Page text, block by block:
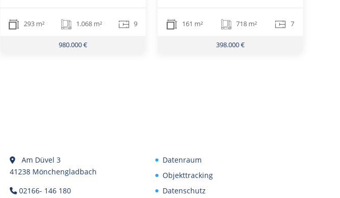
293 m² 1.068 m² 9
980.000 €
161 m² 718 m² 7
398.000 €
Am Düvel 3
41238 Mönchengladbach
02166- 146 180
Datenraum
Objekttracking
Datenschutz